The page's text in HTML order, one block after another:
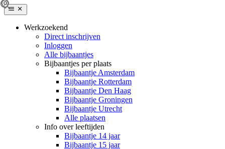
Werkzoekend
Direct inschrijven
Inloggen
Alle bijbaantjes
Bijbaantjes per plaats
Bijbaantje Amsterdam
Bijbaantje Rotterdam
Bijbaantje Den Haag
Bijbaantje Groningen
Bijbaantje Utrecht
Alle plaatsen
Info over leeftijden
Bijbaantje 14 jaar
Bijbaantje 15 jaar